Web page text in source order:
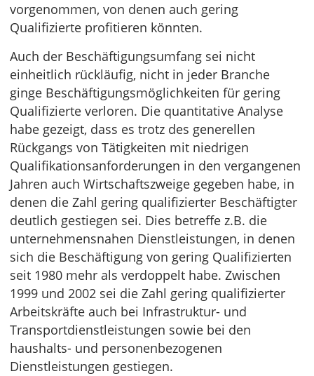
vorgenommen, von denen auch gering
Qualifizierte profitieren könnten.
Auch der Beschäftigungsumfang sei nicht
einheitlich rückläufig, nicht in jeder Branche
ginge Beschäftigungsmöglichkeiten für gering
Qualifizierte verloren. Die quantitative Analyse
habe gezeigt, dass es trotz des generellen
Rückgangs von Tätigkeiten mit niedrigen
Qualifikationsanforderungen in den vergangenen
Jahren auch Wirtschaftszweige gegeben habe, in
denen die Zahl gering qualifizierter Beschäftigter
deutlich gestiegen sei. Dies betreffe z.B. die
unternehmensnahen Dienstleistungen, in denen
sich die Beschäftigung von gering Qualifizierten
seit 1980 mehr als verdoppelt habe. Zwischen
1999 und 2002 sei die Zahl gering qualifizierter
Arbeitskräfte auch bei Infrastruktur- und
Transportdienstleistungen sowie bei den
haushalts- und personenbezogenen
Dienstleistungen gestiegen.